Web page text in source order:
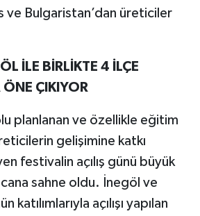
ve Bulgaristan’dan üreticiler
İLE BİRLİKTE 4 İLÇE
ÖNE ÇIKIYOR
planlanan ve özellikle eğitim
gelişimine katkı
festivalin açılış günü büyük
sahne oldu. İnegöl ve
katılımlarıyla açılışı yapılan